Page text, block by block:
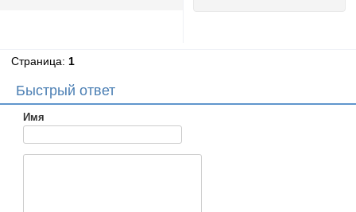
Страница: 1
Быстрый ответ
Имя